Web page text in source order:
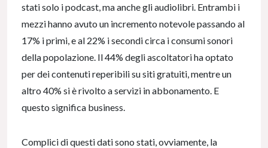
stati solo i podcast, ma anche gli audiolibri. Entrambi i
mezzi hanno avuto un incremento notevole passando al
17% i primi, e al 22% i secondi circa i consumi sonori
della popolazione. Il 44% degli ascoltatori ha optato
per dei contenuti reperibili su siti gratuiti, mentre un
altro 40% si è rivolto a servizi in abbonamento. E
questo significa business.
Complici di questi dati sono stati, ovviamente, la